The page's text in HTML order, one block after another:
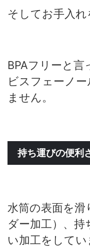
そしてお手入れ
BPAフリーと言
ビスフェーノ
ません。
持ち運びの便利
水筒の表面を
ダー加工）、
い加工をしてい